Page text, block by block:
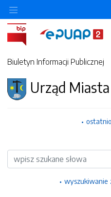
Biuletyn Informacji Publicznej
Urząd
Wyszukiwarka
wyszukiwanie